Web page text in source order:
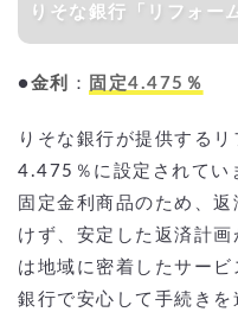
りそな銀行「リフォー
●金利 ： 固定4.475％
りそな銀行が提供する
4.475％に設定されてい
固定金利商品のため、
けず、安定した返済計
は地域に密着したサー
銀行で安心して手続きを